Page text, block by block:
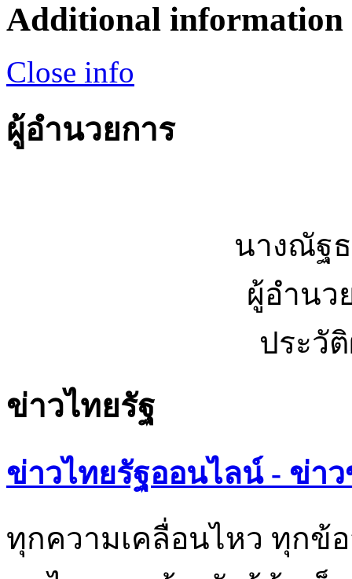
Additional information
Close info
ผู้อำนวยการ
นางณัฐ
ผู้อำนว
ประวั
ข่าวไทยรัฐ
ข่าวไทยรัฐออนไลน์ - ข่า
ทุกความเคลื่อนไหว ทุกข้